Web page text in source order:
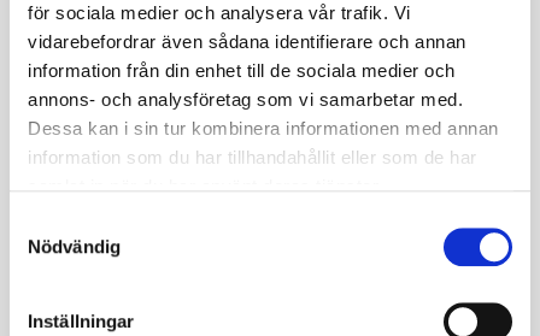
för sociala medier och analysera vår trafik. Vi
vidarebefordrar även sådana identifierare och annan
information från din enhet till de sociala medier och
annons- och analysföretag som vi samarbetar med.
Dessa kan i sin tur kombinera informationen med annan
information som du har tillhandahållit eller som de har
Nödvändig
Inställningar
Sentralventilasjon leilighet
Les mer>